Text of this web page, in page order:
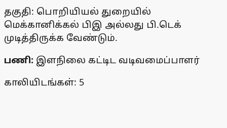
தகுதி: பொறியியல் துறையில்
மெக்கானிக்கல் பிஇ அல்லது பி.டெக்
முடித்திருக்க வேண்டும்.
பணி: இளநிலை கட்டிட வடிவமைப்பாளர்
காலியிடங்கள்: 5